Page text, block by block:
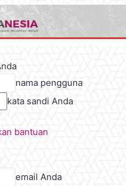
nama pengguna
kata sandi Anda
bantuan
email Anda